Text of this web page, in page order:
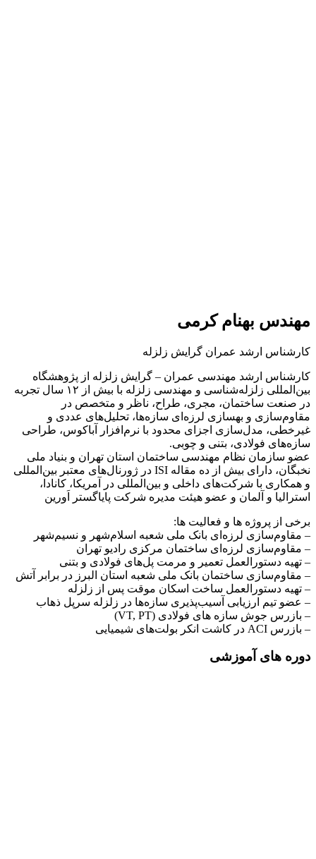
مهندس بهنام کرمی
کارشناس ارشد عمران گرایش زلزله
کارشناس ارشد مهندسی عمران – گرایش زلزله از پژوهشگاه
بین‌المللی زلزله‌شناسی و مهندسی زلزله با بیش از ۱۲ سال تجربه
در صنعت ساختمان، مجری، طراح، ناظر و متخصص در
مقاوم‌سازی و بهسازی لرزه‌ای سازه‌ها، تحلیل‌های عددی و
غیرخطی، مدل‌سازی اجزای محدود با نرم‌افزار آباکوس، طراحی
سازه‌های فولادی، بتنی و چوبی.
عضو سازمان نظام مهندسی ساختمان استان تهران و بنیاد ملی
نخبگان، دارای بیش از ده مقاله ISI در ژورنال‌های معتبر بین‌المللی
و همکاری با شرکت‌های داخلی و بین‌المللی در آمریکا، کانادا،
استرالیا و آلمان و عضو هیئت مدیره شرکت پایاگستر اَورین
برخی از پروژه ها و فعالیت ها:
– مقاوم‌سازی لرزه‌ای بانک ملی شعبه اسلام‌شهر و نسیم‌شهر
– مقاوم‌سازی لرزه‌ای ساختمان مرکزی رادیو تهران
– تهیه دستورالعمل تعمیر و مرمت پل‌های فولادی و بتنی
– مقاوم‌سازی ساختمان بانک ملی شعبه استان البرز در برابر آتش
– تهیه دستورالعمل ساخت اسکان موقت پس از زلزله
– عضو تیم ارزیابی آسیب‌پذیری سازه‌ها در زلزله سرپل ذهاب
– بازرس جوش سازه های فولادی (VT, PT)
– بازرس ACI در کاشت انکر بولت‌های شیمیایی
دوره های آموزشی